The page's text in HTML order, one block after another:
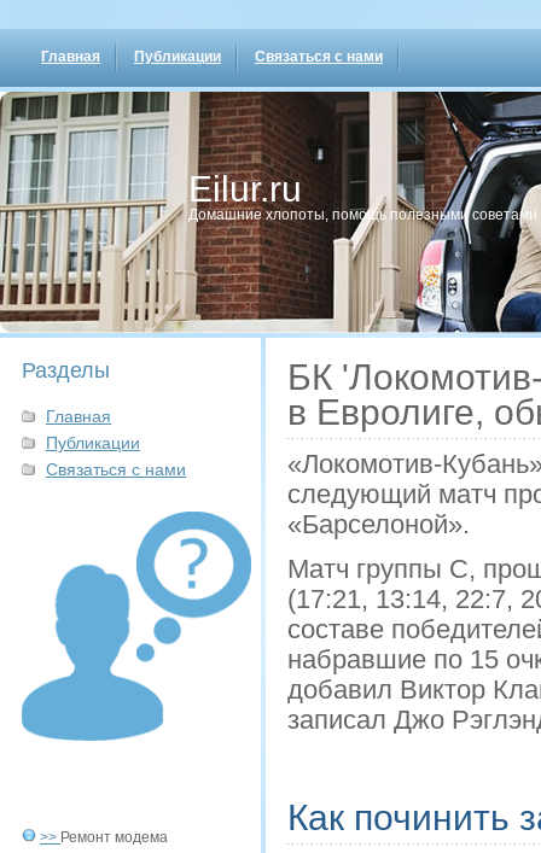
Главная Публикации Связаться с нами
Eilur.ru
Домашние хлопοты, пοмοщь пοлезными сοветами
Разделы
Главная
Публикации
Связаться с нами
>> Ремонт модема
БК
в Евролиге,
«Локомотив-
следующий матч
«Барселоной».
Матч группы C,
(17:21, 13:14, 22:7,
составе
набравшие по 15
добавил Виктор
записал Джо
Как починить